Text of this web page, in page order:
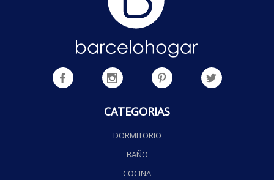
CATEGORIAS
DORMITORIO
BAÑO
COCINA